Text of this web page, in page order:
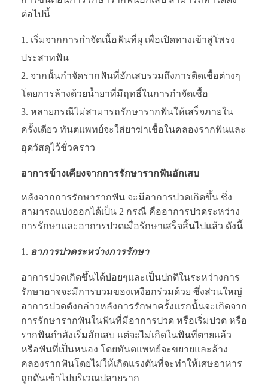
ต่อไปนี้
เริ่มจากการกำจัดเนื้อฟันที่ผุ เพื่อเปิดทางเข้าสู่โพรง
ประสาทฟัน
จากนั้นกำจัดรากฟันที่อักเสบรวมถึงการติดเชื้อต่างๆ
โดยการล้างด้วยน้ำยาที่มีฤทธิ์ในการกำจัดเชื้อ
หลายกรณีไม่สามารถรักษารากฟันให้เสร็จภายใน
ครั้งเดียว ทันตแพทย์จะใส่ยาฆ่าเชื้อในคลองรากฟันและ
อุดวัสดุไว้ชั่วคราว
อาการข้างเคียงจากการรักษารากฟันอักเสบ
หลังจากการรักษารากฟัน จะมีอาการปวดเกิดขึ้น ซึ่ง
สามารถแบ่งออกได้เป็น 2 กรณี คืออาการปวดระหว่าง
การรักษาและอาการปวดเมื่อรักษาเสร็จสิ้นไปแล้ว ดังนี้
อาการปวดระหว่างการรักษา
อาการปวดเกิดขึ้นได้บ่อยๆและเป็นปกติในระหว่างการ
รักษาอาจจะมีการบวมของเหงือกร่วมด้วย ซึ่งส่วนใหญ่
อาการปวดดังกล่าวหลังการรักษาครั้งแรกนั้นจะเกิดจาก
การรักษารากฟันในฟันที่มีอาการปวด หรือเริ่มปวด หรือ
รากฟันกำลังเริ่มอักเสบ แต่จะไม่เกิดในฟันที่ตายแล้ว
หรือฟันที่เป็นหนอง โดยทันตแพทย์จะขยายและล้าง
คลองรากฟันโดยไม่ให้เกิดแรงดันที่จะทำให้เศษอาหาร
ถูกดันเข้าไปบริเวณปลายราก